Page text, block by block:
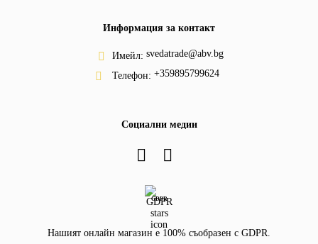
Информация за контакт
Имейл: svedatrade@abv.bg
Телефон: +359895799624
Социални медии
GDPR
Нашият онлайн магазин е 100% съобразен с GDPR.